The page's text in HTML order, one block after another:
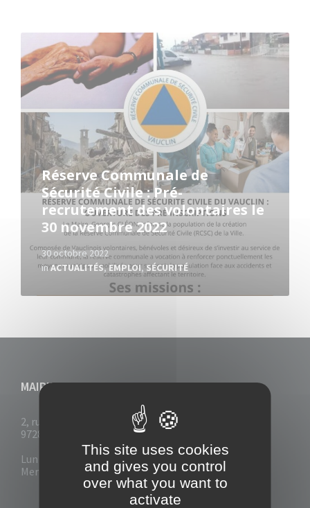
Réserve Communale de
Sécurité Civile : Pré-
recrutement des volontaires le
30 novembre 2022
30 octobre 2022
inACTUALITÉS,EMPLOI,SÉCURITÉ
More
MAIRIE DU VAUCLIN
2, rue Collignon
97280 Le Vauclin
Lun - Mar : 7h30- 13h & 14h-17h
Mer-Jeu-Vend : 7h30 - 13h30
This site uses cookies
and gives you control
over what you want to
activate